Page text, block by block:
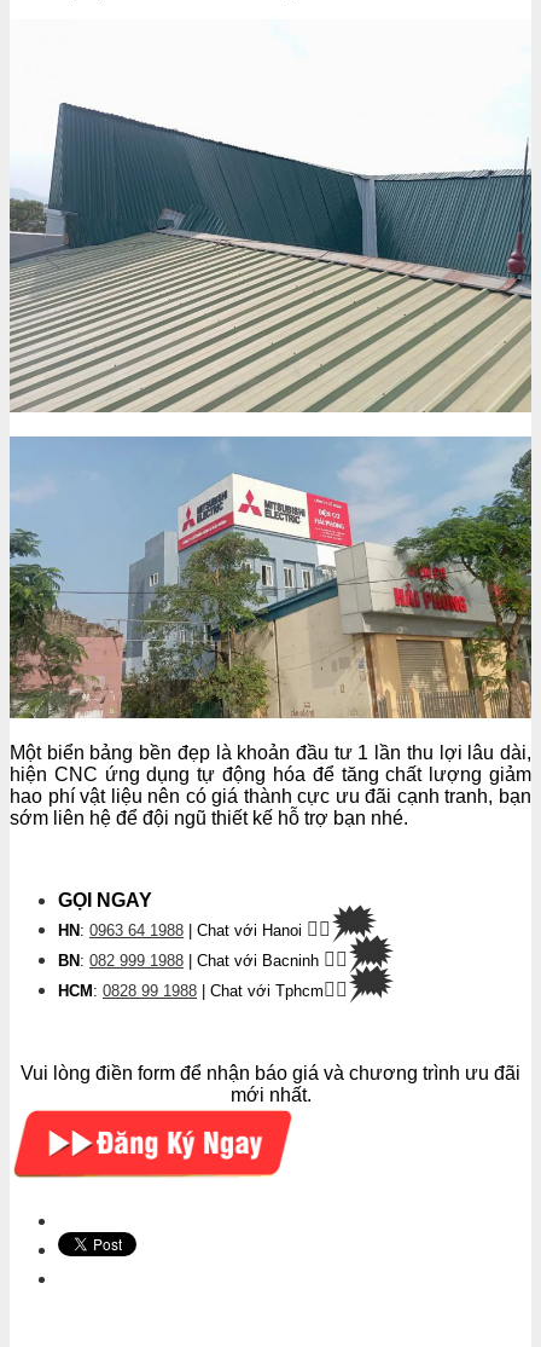
Một biển bảng bền đẹp là khoản đầu tư 1 lần thu lợi lâu dài,
hiện CNC ứng dụng tự động hóa để tăng chất lượng giảm
hao phí vật liệu nên có giá thành cực ưu đãi cạnh tranh, bạn
sớm liên hệ để đội ngũ thiết kế hỗ trợ bạn nhé.
GỌI NGAY
HN : 0963 64 1988 | Chat với Hanoi 👉🏽🗯
BN : 082 999 1988 | Chat với Bacninh 👉🏽🗯
HCM : 0828 99 1988 | Chat với Tphcm 👉🏽🗯
Vui lòng điền form để nhận báo giá và chương trình ưu đãi
mới nhất.